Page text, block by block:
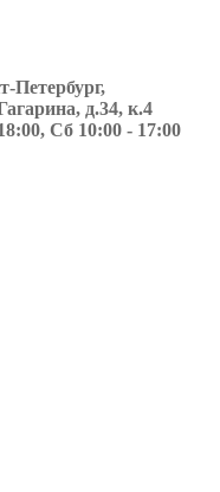
Петербург,
д.34, к.4
Сб 10:00 - 17:00